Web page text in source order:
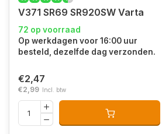
V371 SR69 SR920SW Varta
72 op voorraad
Op werkdagen voor 16:00 uur
besteld, dezelfde dag verzonden.
€2,47
€2,99 Incl. btw